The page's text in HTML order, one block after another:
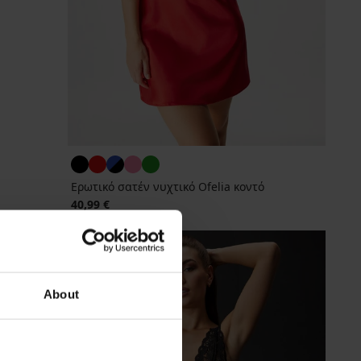
About
Ερωτικό σατέν νυχτικό Ofelia κοντό
40,99 €